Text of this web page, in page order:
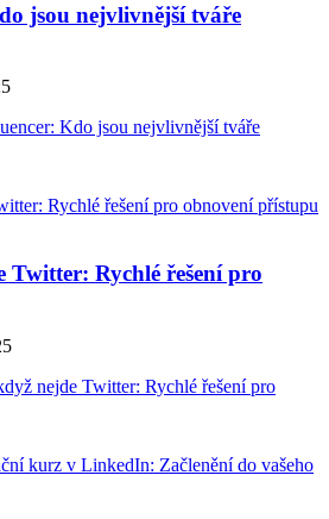
jsou nejvlivnější tváře
Kdo jsou nejvlivnější tváře
Twitter: Rychlé řešení pro
nejde Twitter: Rychlé řešení pro